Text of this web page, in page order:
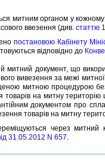
митним органом у
ввезення (див.статтю
постановою Кабiнету
вiдповiдно до
документ, що
вивезення за межi
митною процедурою
на митну
документом про
товарiв на митну
через митний
31.05.2012 N 657